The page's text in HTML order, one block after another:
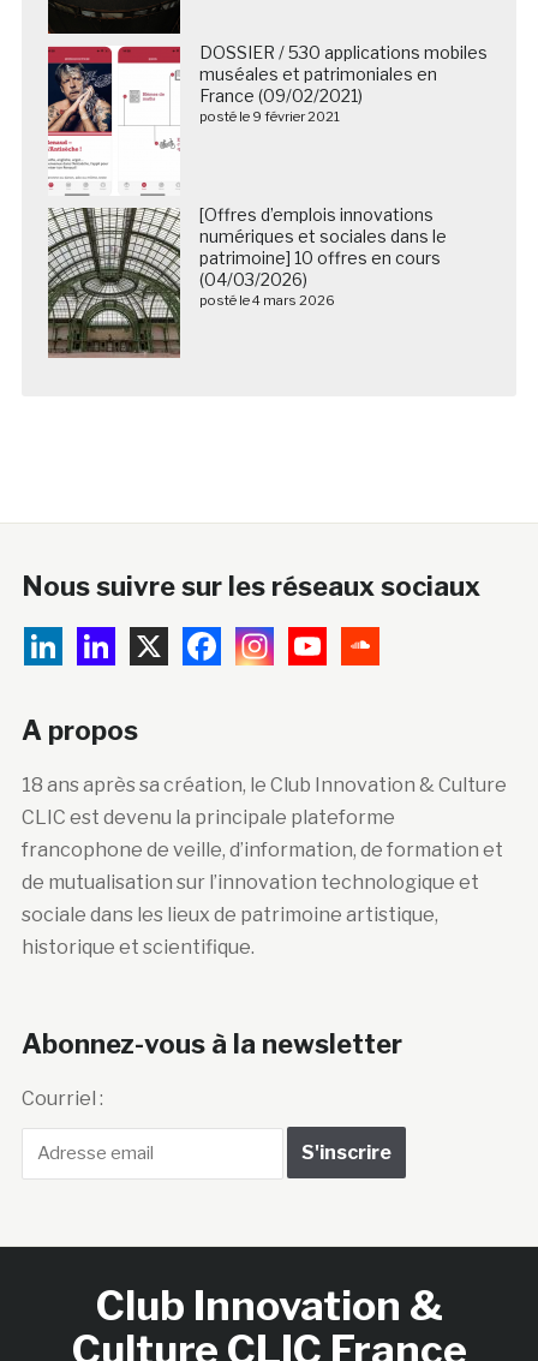
DOSSIER / 530 applications mobiles
muséales et patrimoniales en
France (09/02/2021)
posté le 9 février 2021
[Offres d’emplois innovations
numériques et sociales dans le
patrimoine] 10 offres en cours
(04/03/2026)
posté le 4 mars 2026
Nous suivre sur les réseaux sociaux
A propos
18 ans après sa création, le Club Innovation & Culture
CLIC est devenu la principale plateforme
francophone de veille, d’information, de formation et
de mutualisation sur l’innovation technologique et
sociale dans les lieux de patrimoine artistique,
historique et scientifique.
Abonnez-vous à la newsletter
Courriel :
Club Innovation &
Culture CLIC France